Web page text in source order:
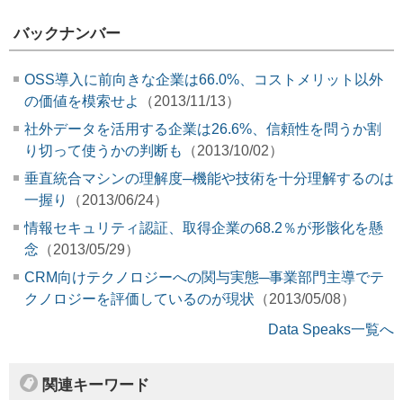
バックナンバー
OSS導入に前向きな企業は66.0%、コストメリット以外
の価値を模索せよ
（2013/11/13）
社外データを活用する企業は26.6%、信頼性を問うか割
り切って使うかの判断も
（2013/10/02）
垂直統合マシンの理解度─機能や技術を十分理解するのは
一握り
（2013/06/24）
情報セキュリティ認証、取得企業の68.2％が形骸化を懸
念 （2013/05/29）
CRM向けテクノロジーへの関与実態─事業部門主導でテ
クノロジーを評価しているのが現状 （2013/05/08）
Data Speaks一覧へ
関連キーワード